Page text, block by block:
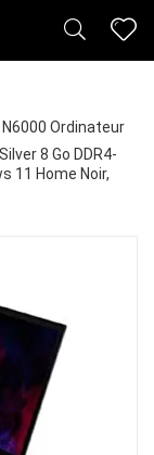
N6000 Ordinateur
8 Go DDR4-
11 Home Noir,